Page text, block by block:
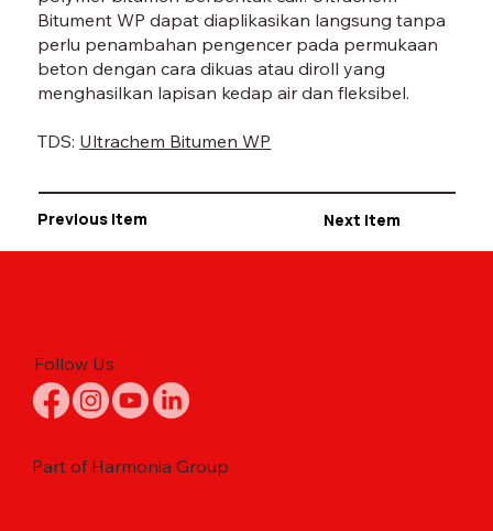
Bitument WP dapat diaplikasikan langsung tanpa
perlu penambahan pengencer pada permukaan
beton dengan cara dikuas atau diroll yang
menghasilkan lapisan kedap air dan fleksibel.
TDS: Ultrachem Bitumen WP
Previous Item Next Item
Follow Us
Part of Harmonia Group